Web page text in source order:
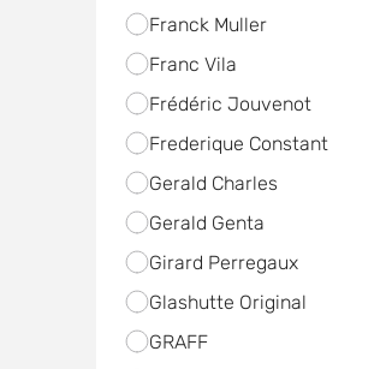
Franck Muller
Franc Vila
Frédéric Jouvenot
Frederique Constant
Gerald Charles
Gerald Genta
Girard Perregaux
Glashutte Original
GRAFF